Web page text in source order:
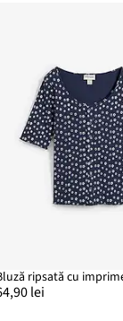
lei